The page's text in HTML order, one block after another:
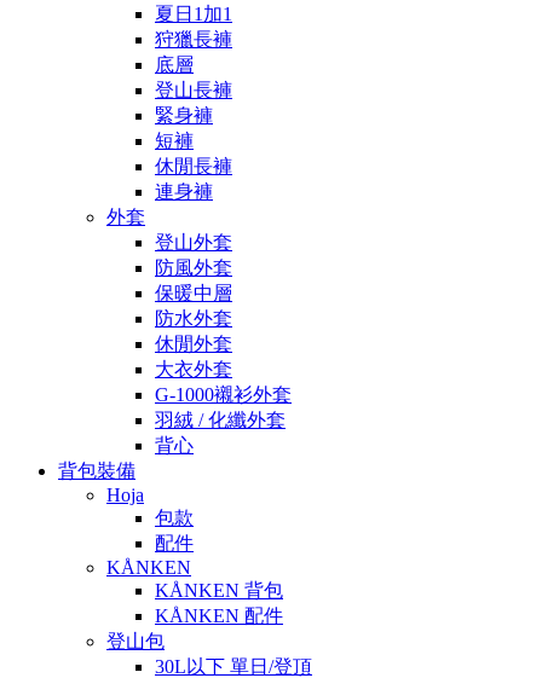
夏日1加1
狩獵長褲
底層
登山長褲
緊身褲
短褲
休閒長褲
連身褲
外套
登山外套
防風外套
保暖中層
防水外套
休閒外套
大衣外套
G-1000襯衫外套
羽絨 / 化纖外套
背心
背包裝備
Hoja
包款
配件
KÅNKEN
KÅNKEN 背包
KÅNKEN 配件
登山包
30L以下 單日/登頂